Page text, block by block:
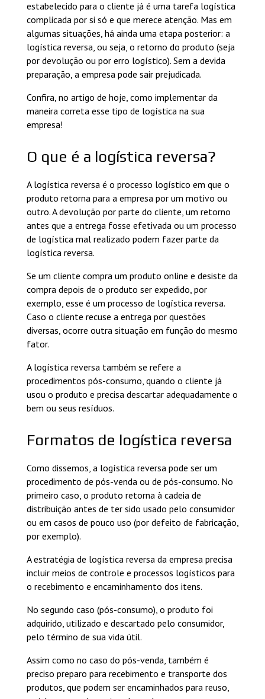
estabelecido para o cliente já é uma tarefa logística
complicada por si só e que merece atenção. Mas em
algumas situações, há ainda uma etapa posterior: a
logística reversa, ou seja, o retorno do produto (seja
por devolução ou por erro logístico). Sem a devida
preparação, a empresa pode sair prejudicada.
Confira, no artigo de hoje, como implementar da
maneira correta esse tipo de logística na sua
empresa!
O que é a logística reversa?
A logística reversa é o processo logístico em que o
produto retorna para a empresa por um motivo ou
outro. A devolução por parte do cliente, um retorno
antes que a entrega fosse efetivada ou um processo
de logística mal realizado podem fazer parte da
logística reversa.
Se um cliente compra um produto online e desiste da
compra depois de o produto ser expedido, por
exemplo, esse é um processo de logística reversa.
Caso o cliente recuse a entrega por questões
diversas, ocorre outra situação em função do mesmo
fator.
A logística reversa também se refere a
procedimentos pós-consumo, quando o cliente já
usou o produto e precisa descartar adequadamente o
bem ou seus resíduos.
Formatos de logística reversa
Como dissemos, a logística reversa pode ser um
procedimento de pós-venda ou de pós-consumo. No
primeiro caso, o produto retorna à cadeia de
distribuição antes de ter sido usado pelo consumidor
ou em casos de pouco uso (por defeito de fabricação,
por exemplo).
A estratégia de logística reversa da empresa precisa
incluir meios de controle e processos logísticos para
o recebimento e encaminhamento dos itens.
No segundo caso (pós-consumo), o produto foi
adquirido, utilizado e descartado pelo consumidor,
pelo término de sua vida útil.
Assim como no caso do pós-venda, também é
preciso preparo para recebimento e transporte dos
produtos, que podem ser encaminhados para reuso,